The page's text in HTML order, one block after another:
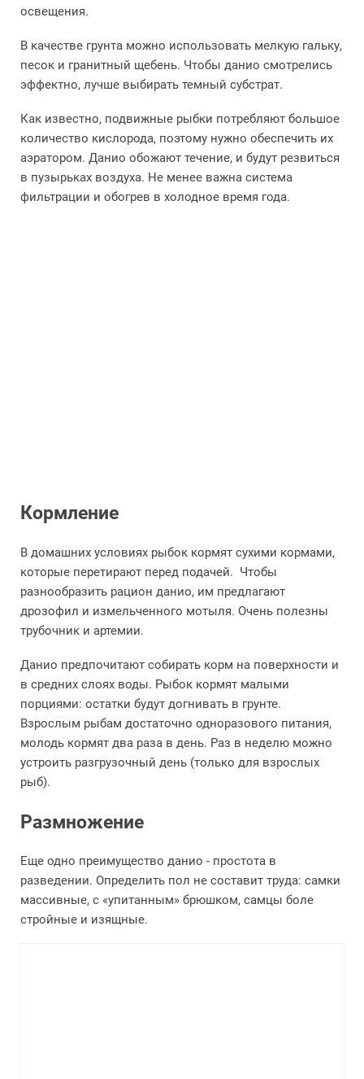
освещения.
В качестве грунта можно использовать мелкую гальку,
песок и гранитный щебень. Чтобы данио смотрелись
эффектно, лучше выбирать темный субстрат.
Как известно, подвижные рыбки потребляют большое
количество кислорода, поэтому нужно обеспечить их
аэратором. Данио обожают течение, и будут резвиться
в пузырьках воздуха. Не менее важна система
фильтрации и обогрев в холодное время года.
Кормление
В домашних условиях рыбок кормят сухими кормами,
которые перетирают перед подачей. Чтобы
разнообразить рацион данио, им предлагают
дрозофил и измельченного мотыля. Очень полезны
трубочник и артемии.
Данио предпочитают собирать корм на поверхности и
в средних слоях воды. Рыбок кормят малыми
порциями: остатки будут догнивать в грунте.
Взрослым рыбам достаточно одноразового питания,
молодь кормят два раза в день. Раз в неделю можно
устроить разгрузочный день (только для взрослых
рыб).
Размножение
Еще одно преимущество данио - простота в
разведении. Определить пол не составит труда: самки
массивные, с «упитанным» брюшком, самцы боле
стройные и изящные.